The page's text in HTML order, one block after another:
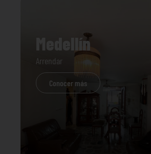
Medellín
Arrendar
Conocer más